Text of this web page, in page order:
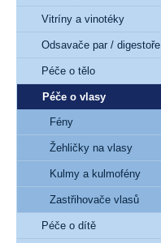
Vitríny a vinotéky
Odsavače par / digestoře
Péče o tělo
Péče o vlasy
Fény
Žehličky na vlasy
Kulmy a kulmofény
Zastřihovače vlasů
Péče o dítě